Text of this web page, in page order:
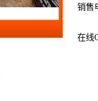
销售
在线